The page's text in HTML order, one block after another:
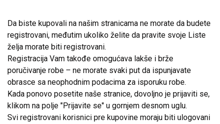
Da biste kupovali na našim stranicama ne morate da budete
registrovani, međutim ukoliko želite da pravite svoje Liste
želja morate biti registrovani.
Registracija Vam takođe omogućava lakše i brže
poručivanje robe – ne morate svaki put da ispunjavate
obrasce sa neophodnim podacima za isporuku robe.
Kada ponovo posetite naše stranice, dovoljno je prijaviti se,
klikom na polje "Prijavite se" u gornjem desnom uglu.
Svi registrovani korisnici pre kupovine moraju biti ulogovani